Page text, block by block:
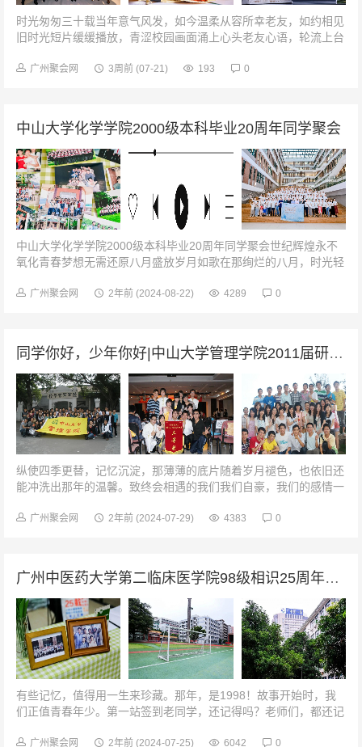
时光匆匆三十载当年意气风发，如今温柔从容所幸老友，如约相见
旧时光短片缓缓播放，青涩校园画面涌上心头老友心语，轮流上台
的奋斗与坚持分享着收获与喜...
广州聚会网 3周前 (07-21) 193 0
中山大学化学学院2000级本科毕业20周年同学聚会
中山大学化学学院2000级本科毕业20周年同学聚会世纪辉煌永不
氧化青春梦想无需还原八月盛放岁月如歌在那绚烂的八月，时光轻
带着满腔的热情与深深...
广州聚会网 2年前 (2024-08-22) 4289 0
同学你好，少年你好|中山大学管理学院2011届研究生三班毕业12周年同学聚会
纵使四季更替，记忆沉淀，那薄薄的底片随着岁月褪色，也依旧还
能冲洗出那年的温馨。致终会相遇的我们我们自豪，我们的感情一
情有缘。纯真少年情，虽不常...
广州聚会网 2年前 (2024-07-29) 4383 0
广州中医药大学第二临床医学院98级相识25周年同学聚会
有些记忆，值得用一生来珍藏。那年，是1998！故事开始时，我
们正值青春年少。第一站签到老同学，还记得吗？老师们，都还记
吉他追忆当年吗？还想不想...
广州聚会网 2年前 (2024-07-25) 6042 0